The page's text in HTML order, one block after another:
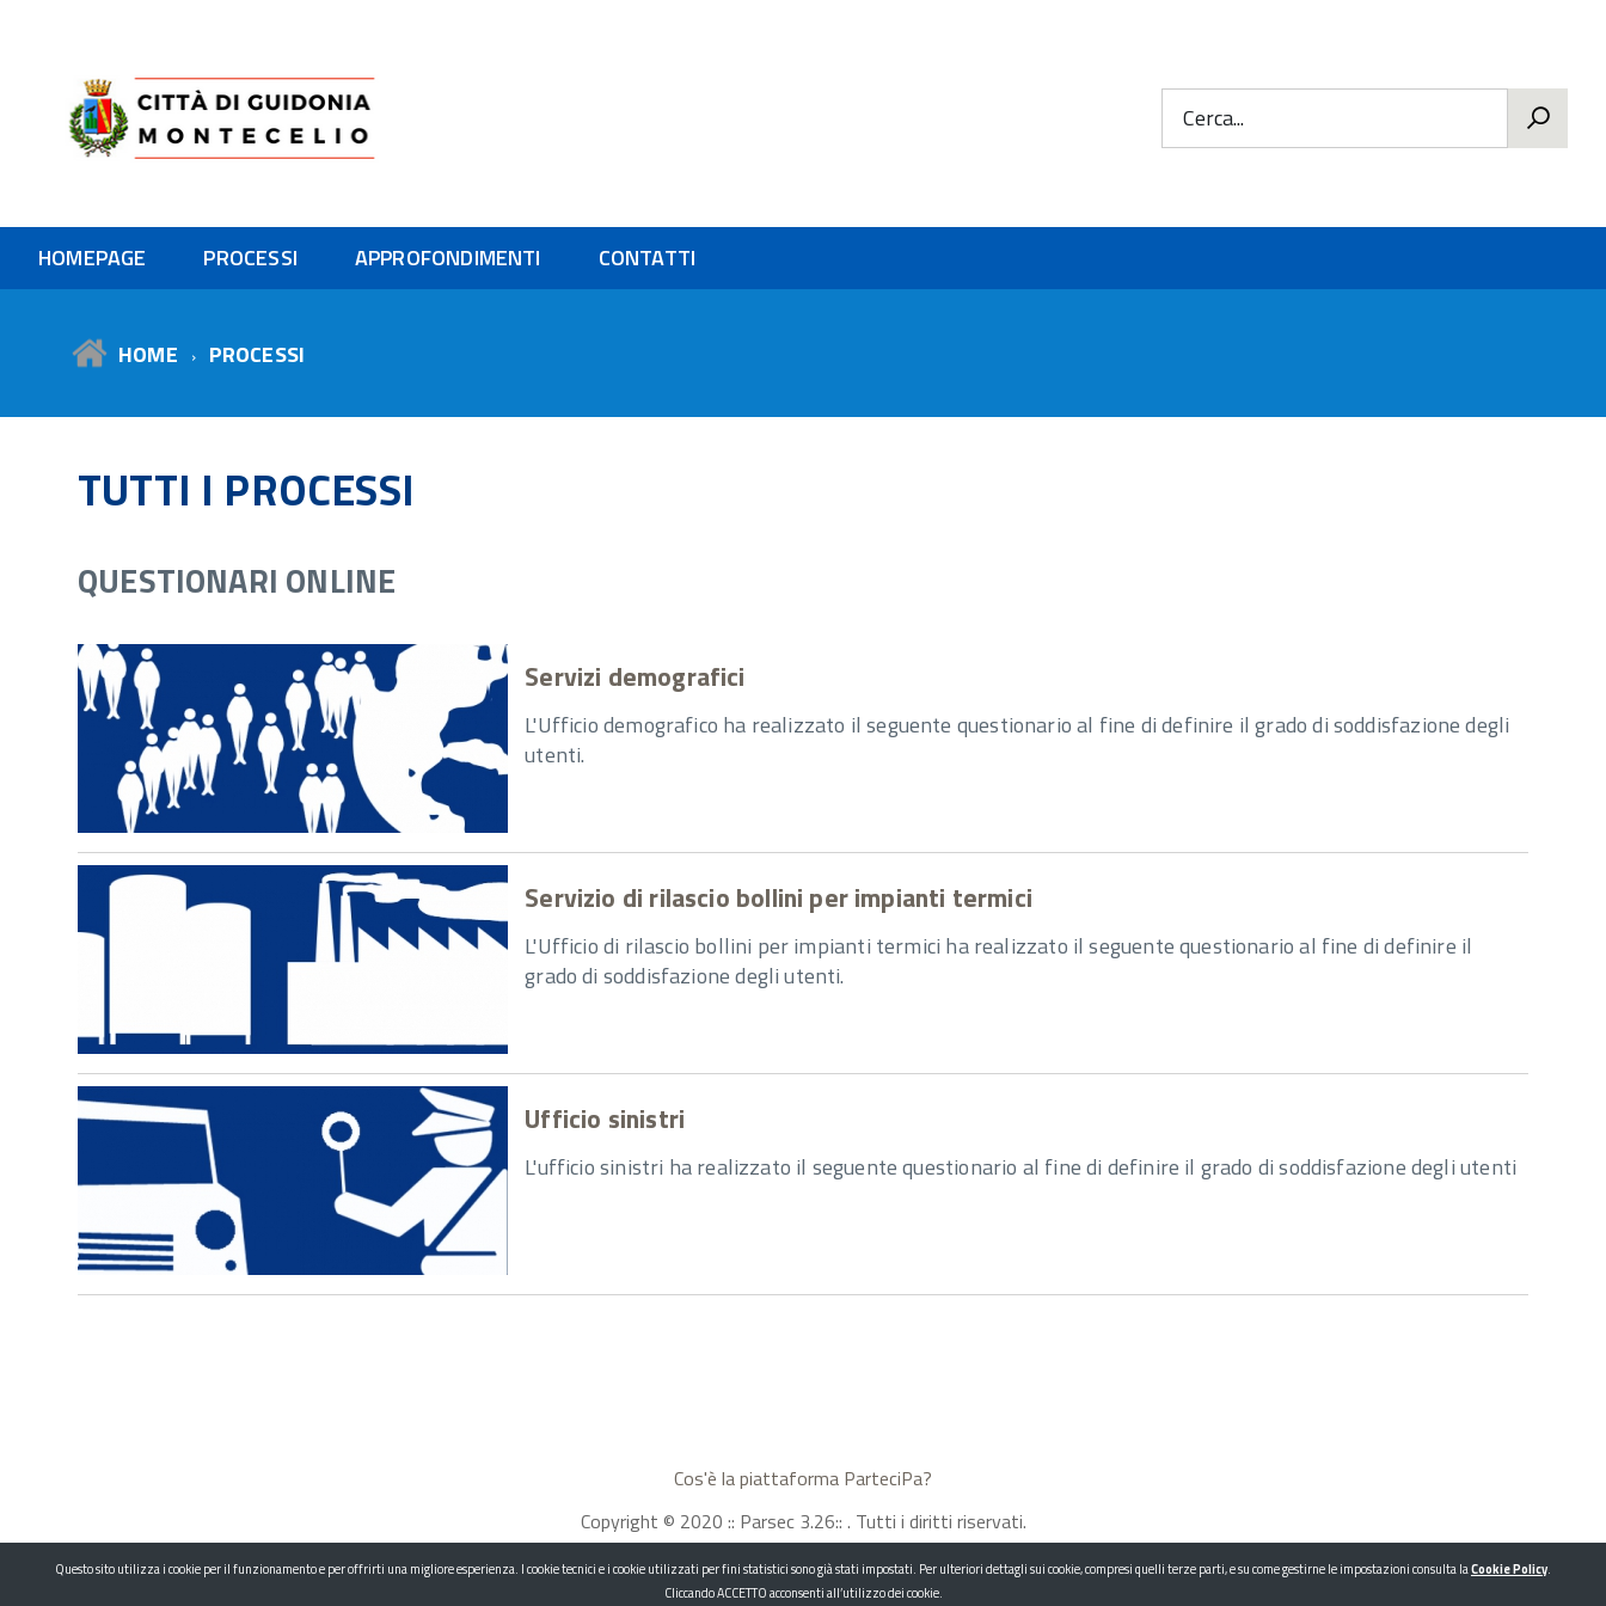
Città di Guidonia Montecelio Cerca...
HOMEPAGE PROCESSI APPROFONDIMENTI CONTATTI
HOME PROCESSI
TUTTI I PROCESSI
QUESTIONARI ONLINE
Servizi demografici
L'Ufficio demografico ha realizzato il seguente questionario al fine di definire il grado di soddisfazione degli
utenti.
Servizio di rilascio bollini per impianti termici
L'Ufficio di rilascio bollini per impianti termici ha realizzato il seguente questionario al fine di definire il
grado di soddisfazione degli utenti.
Ufficio sinistri
L'ufficio sinistri ha realizzato il seguente questionario al fine di definire il grado di soddisfazione degli utenti
Cos'è la piattaforma ParteciPa?
Copyright © 2020 :: Parsec 3.26:: . Tutti i diritti riservati.
Questo sito utilizza i cookie per il funzionamento e per offrirti una migliore esperienza. I cookie tecnici e i cookie utilizzati per fini statistici sono già stati impostati. Per ulteriori dettagli sui cookie, compresi quelli terze parti, e su come gestirne le impostazioni consulta laCookie Policy.
Cliccando ACCETTO acconsenti all’utilizzo dei cookie.